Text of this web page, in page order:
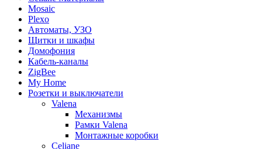
Mosaic
Plexo
Автоматы, УЗО
Щитки и шкафы
Домофония
Кабель-каналы
ZigBee
My Home
Розетки и выключатели
Valena
Механизмы
Рамки Valena
Монтажные коробки
Celiane